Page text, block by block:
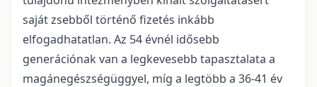
saját zsebből történő fizetés inkább
elfogadhatatlan. Az 54 évnél idősebb
generációnak van a legkevesebb tapasztalata a
magánegészségüggyel, míg a legtöbb a 36-41 év